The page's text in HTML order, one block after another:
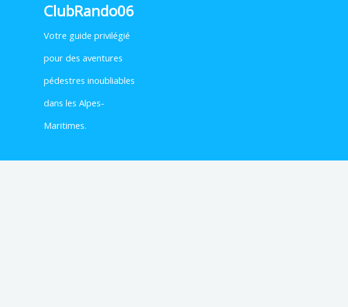
ClubRando06
Votre guide privilégié
pour des aventures
pédestres inoubliables
dans les Alpes-
Maritimes.